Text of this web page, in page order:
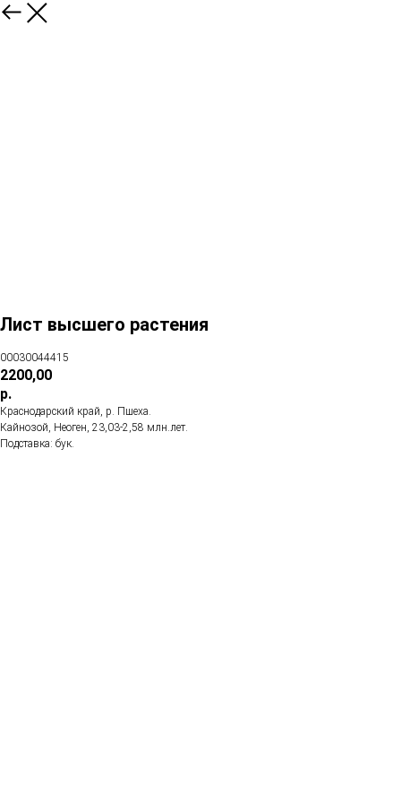
Лист высшего растения
00030044415
2200,00
р.
Краснодарский край, р. Пшеха.
Кайнозой, Неоген, 23,03-2,58 млн.лет.
Подставка: бук.